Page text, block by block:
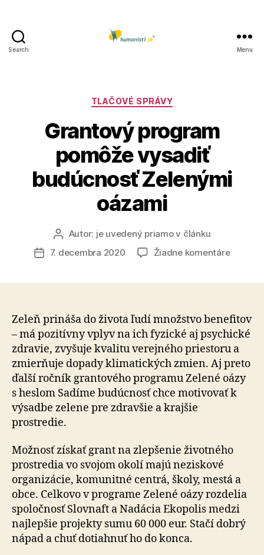
Search Menu
Kategórie
TLAČOVÉ SPRÁVY
Grantový program
pomôže vysadiť
budúcnosť Zelenými
oázami
Autor
článku
Autor: je uvedený priamo v článku
Dátum
7. decembra 2020 Žiadne komentárena
Zeleň prináša do života ľudí množstvo benefitov
– má pozitívny vplyv na ich fyzické aj psychické
zdravie, zvyšuje kvalitu verejného priestoru a
zmierňuje dopady klimatických zmien. Aj preto
ďalší ročník grantového programu Zelené oázy
s heslom Sadíme budúcnosť chce motivovať k
výsadbe zelene pre zdravšie a krajšie
prostredie.
Možnosť získať grant na zlepšenie životného
prostredia vo svojom okolí majú neziskové
organizácie, komunitné centrá, školy, mestá a
obce. Celkovo v programe Zelené oázy rozdelia
spoločnosť Slovnaft a Nadácia Ekopolis medzi
najlepšie projekty sumu 60 000 eur. Stačí dobrý
nápad a chuť dotiahnuť ho do konca.